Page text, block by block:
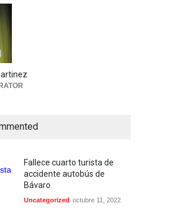
Fallece cuarto turista de
accidente autobús de
Bávaro
Uncategorized octubre 11, 2022